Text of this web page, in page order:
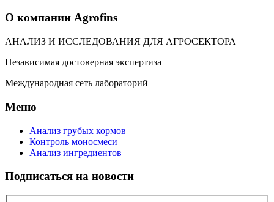
О компании Agrofins
АНАЛИЗ И ИССЛЕДОВАНИЯ ДЛЯ АГРОСЕКТОРА
Независимая достоверная экспертиза
Международная сеть лабораторий
Меню
Анализ грубых кормов
Контроль моносмеси
Анализ ингредиентов
Подписаться на новости